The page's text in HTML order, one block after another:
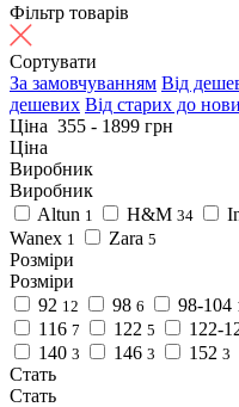
Фільтр товарів
Сортувати
За замовчуванням Від
дешевих Від старих до
Ціна 355 - 1899 грн
Ціна
Виробник
Виробник
Altun 1 H&M 34
Wanex 1 Zara 5
Розміри
Розміри
92 12 98 6 98-104
116 7 122 5 122-
140 3 146 3 152 3
Стать
Стать